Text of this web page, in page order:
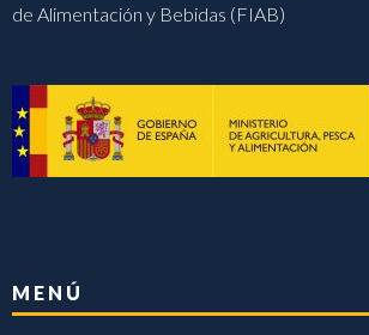
de Alimentación y Bebidas (FIAB)
MENÚ